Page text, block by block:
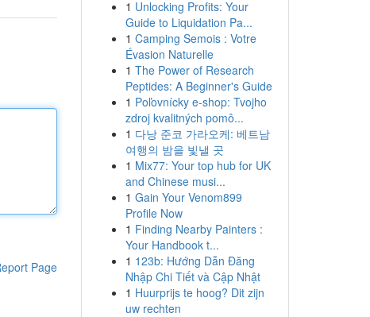
Page
1 Unlocking Profits: Your
Guide to Liquidation Pa...
1 Camping Semois : Votre
Évasion Naturelle
1 The Power of Research
Peptides: A Beginner's Guide
1 Poľovnícky e-shop: Tvojho
zdroj kvalitných pomô...
1 다낭 준코 가라오케: 베트남
여행의 밤을 빛낼 곳
1 Mix77: Your top hub for UK
and Chinese musi...
1 Gain Your Venom899
Profile Now
1 Finding Nearby Painters :
Your Handbook t...
1 123b: Hướng Dẫn Đăng
Nhập Chi Tiết và Cập Nhật
1 Huurprijs te hoog? Dit zijn
uw rechten